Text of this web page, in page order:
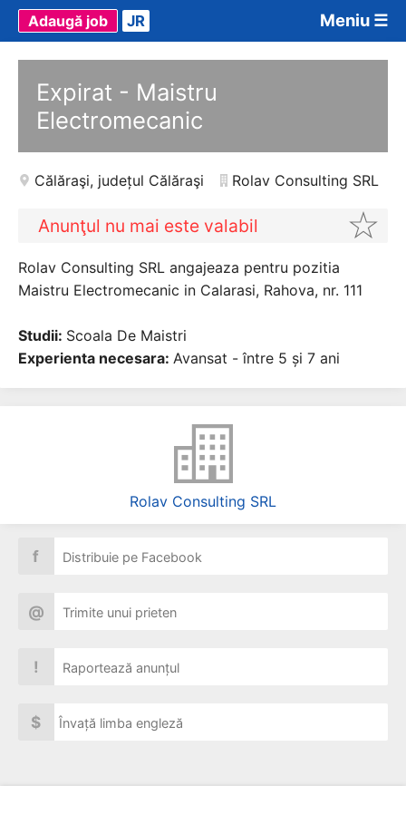
Meniu ☰
Adaugă job JR
Expirat - Maistru
Electromecanic
Călăraşi, județul Călăraşi Rolav Consulting SRL
Anunţul nu mai este valabil
Rolav Consulting SRL angajeaza pentru pozitia
Maistru Electromecanic in Calarasi, Rahova, nr. 111
Studii: Scoala De Maistri
Experienta necesara: Avansat - între 5 și 7 ani
Rolav Consulting SRL
f Distribuie pe Facebook
@ Trimite unui prieten
! Raportează anunțul
$ Învață limba engleză